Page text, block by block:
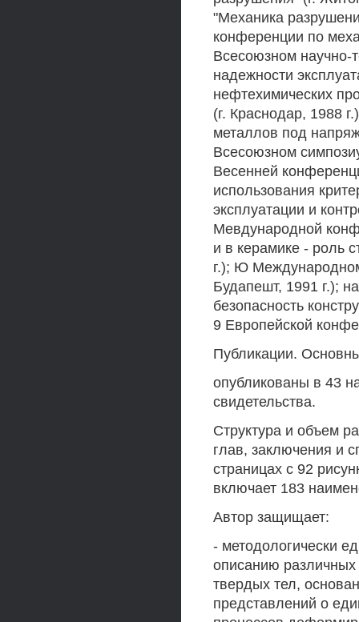
"Механика
конференции по
Всесоюзном научно-
надежности
нефтехимических
(г. Краснодар, 1988
металлов под
Всесоюзном
Весенней
использования
эксплуатации и
Meвдународной
и в керамике - роль
г.); Ю
Будапешт, 1991 г.);
безопасность
9 Европейской
Публикации.
опубликованы в 43
свидетельства.
Структура и объем
глав, заключения и
страницах с 92
включает 183
Автор защищает:
- методологически
описанию
твердых тел,
представлений о